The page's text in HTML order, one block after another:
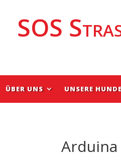
SOS
ÜBER UNS UNSERE